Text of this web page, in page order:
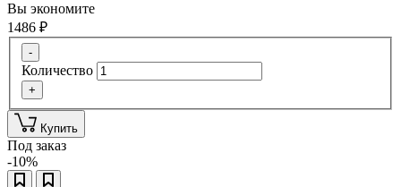
Вы экономите
1486 ₽
-
Количество
+
Купить
Под заказ
-10%